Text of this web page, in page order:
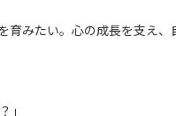
育みたい。心の成長を支え
」